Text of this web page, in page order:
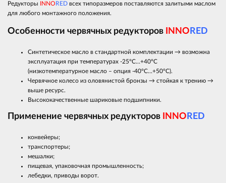
Редукторы INNORED всех типоразмеров поставляются залитыми маслом
для любого монтажного положения.
Особенности червячных редукторов INNO RED
Синтетическое масло в стандартной комплектации → возможна
эксплуатация при температурах -25°С…+40°С
(низкотемпературное масло – опция -40°С…+50°С).
Червячное колесо из оловянистой бронзы → стойкая к трению →
выше ресурс.
Высококачественные шариковые подшипники.
Применение червячных редукторов INNO RED
конвейеры;
транспортеры;
мешалки;
пищевая, упаковочная промышленность;
лебедки, приводы ворот.